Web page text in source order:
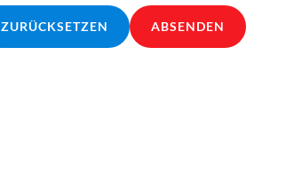
ZURÜCKSETZEN ABSENDEN